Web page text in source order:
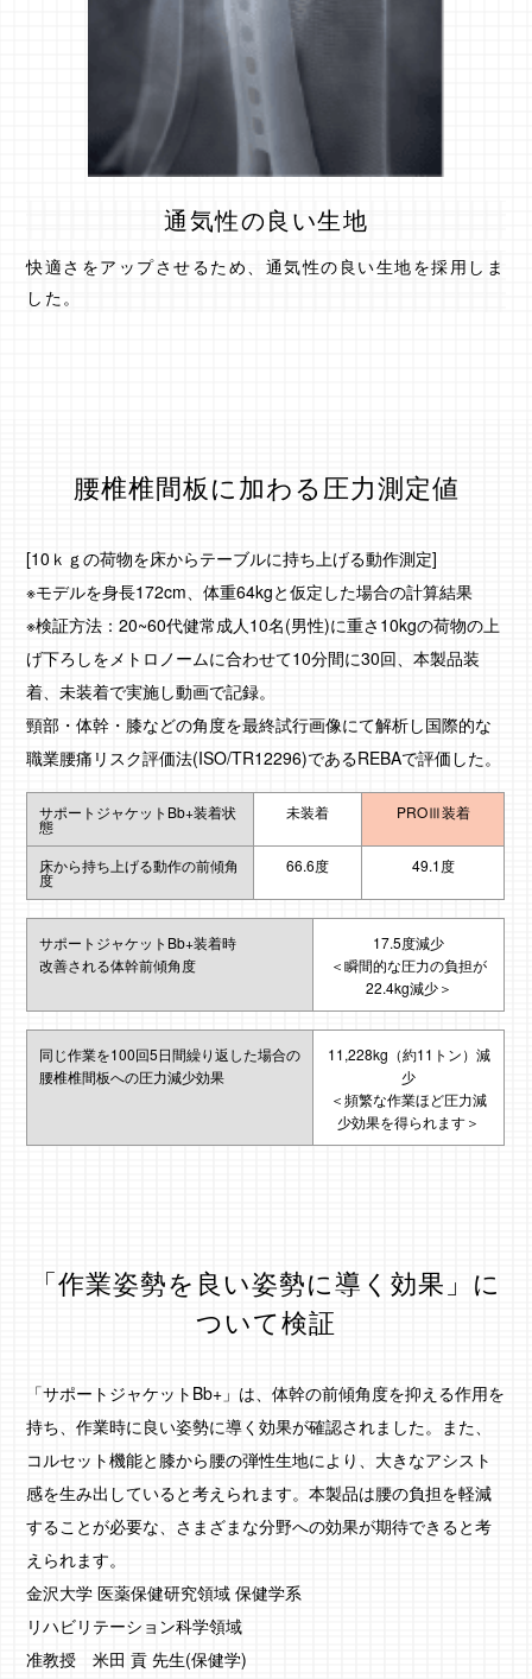
通気性の良い生地
快適さをアップさせるため、通気性の良い生地を採用しま
した。
腰椎椎間板に加わる圧力測定値
[10ｋｇの荷物を床からテーブルに持ち上げる動作測定]
※モデルを身長172cm、体重64kgと仮定した場合の計算結果
※検証方法：20~60代健常成人10名(男性)に重さ10kgの荷物の上
げ下ろしをメトロノームに合わせて10分間に30回、本製品装
着、未装着で実施し動画で記録。
頸部・体幹・膝などの角度を最終試行画像にて解析し国際的な
職業腰痛リスク評価法(ISO/TR12296)であるREBAで評価した。
サポートジャケットBb+装着状
態
未装着 PROⅢ装着
床から持ち上げる動作の前傾角
度
66.6度 49.1度
サポートジャケットBb+装着時
改善される体幹前傾角度
17.5度減少
＜瞬間的な圧力の負担が
22.4kg減少＞
同じ作業を100回5日間繰り返した場合の
腰椎椎間板への圧力減少効果
11,228kg（約11トン）減
少
＜頻繁な作業ほど圧力減
少効果を得られます＞
「作業姿勢を良い姿勢に導く効果」に
ついて検証
「サポートジャケットBb+」は、体幹の前傾角度を抑える作用を
持ち、作業時に良い姿勢に導く効果が確認されました。また、
コルセット機能と膝から腰の弾性生地により、大きなアシスト
感を生み出していると考えられます。本製品は腰の負担を軽減
することが必要な、さまざまな分野への効果が期待できると考
えられます。
金沢大学 医薬保健研究領域 保健学系
リハビリテーション科学領域
准教授 米田 貢 先生(保健学)